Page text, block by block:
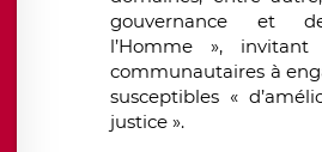
gouvernance et
l’Homme »,
communautaires à
susceptibles «
justice ».